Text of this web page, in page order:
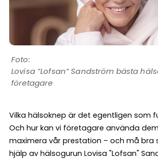
Lovisa ”Lofsan” Sandström bästa
företagare
Vilka hälsoknep är det egentligen som
Och hur kan vi företagare använda
maximera vår prestation – och må bra
hjälp av hälsogurun Lovisa "Lofsan"